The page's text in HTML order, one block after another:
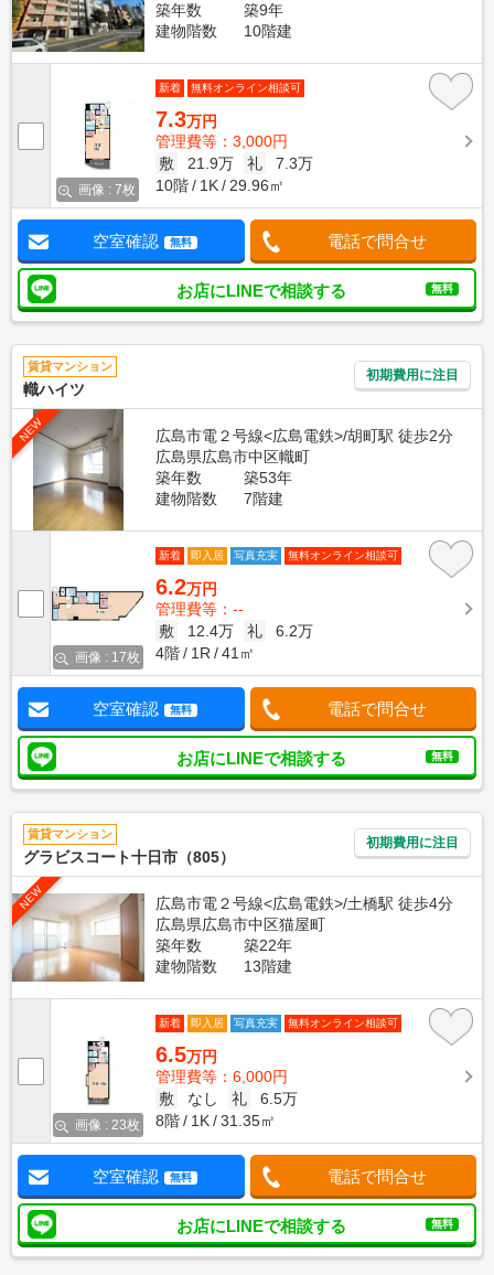
築年数
築9年
建物階数
10階建
画像 : 7枚
新着 無料オンライン相談可
7.3万円
管理費等：3,000円
敷
21.9万 礼
7.3万
10階
1K 29.96㎡
空室確認 無料 電話で問合せ
お店にLINEで相談する 無料
賃貸マンション
幟ハイツ
初期費用に注目
NEW
広島市電２号線<広島電鉄>/胡町駅 徒歩2分
広島県広島市中区幟町
築年数
築53年
建物階数
7階建
画像 : 17枚
新着 即入居 写真充実 無料オンライン相談可
6.2万円
管理費等：--
敷
12.4万 礼
6.2万
4階
1R 41㎡
空室確認 無料 電話で問合せ
お店にLINEで相談する 無料
賃貸マンション
グラビスコート十日市（805）
初期費用に注目
NEW
広島市電２号線<広島電鉄>/土橋駅 徒歩4分
広島県広島市中区猫屋町
築年数
築22年
建物階数
13階建
画像 : 23枚
新着 即入居 写真充実 無料オンライン相談可
6.5万円
管理費等：6,000円
敷
なし 礼
6.5万
8階
1K 31.35㎡
空室確認 無料 電話で問合せ
お店にLINEで相談する 無料